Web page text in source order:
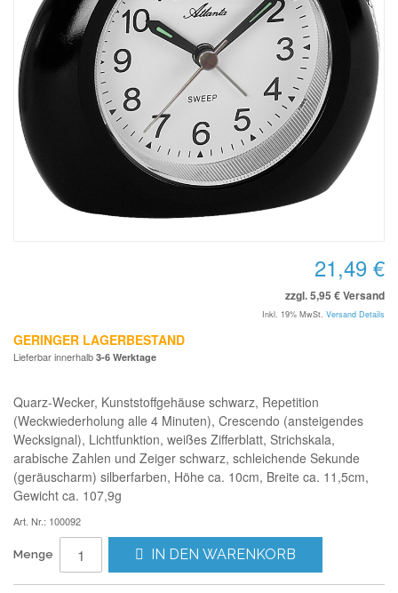
21,49 €
zzgl. 5,95 € Versand
Inkl. 19% MwSt. Versand Details
GERINGER LAGERBESTAND
Lieferbar innerhalb 3-6 Werktage
Quarz-Wecker, Kunststoffgehäuse schwarz, Repetition
(Weckwiederholung alle 4 Minuten), Crescendo (ansteigendes
Wecksignal), Lichtfunktion, weißes Zifferblatt, Strichskala,
arabische Zahlen und Zeiger schwarz, schleichende Sekunde
(geräuscharm) silberfarben, Höhe ca. 10cm, Breite ca. 11,5cm,
Gewicht ca. 107,9g
Art. Nr.: 100092
Menge IN DEN WARENKORB